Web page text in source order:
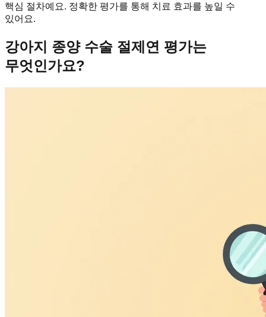
핵심 절차예요. 정확한 평가를 통해 치료 효과를 높일 수
있어요.
강아지 종양 수술 절제연 평가는
무엇인가요?